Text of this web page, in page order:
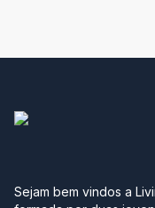
Sejam bem vindos a Living